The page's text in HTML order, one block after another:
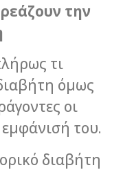
την
τι
όμως
οι
του.
διαβήτη